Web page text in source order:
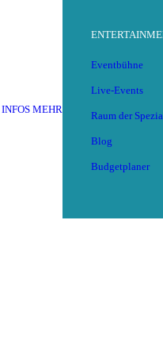
INFOS MEHR
Eventbühne
Live-Events
Raum der
Blog
Budgetplaner